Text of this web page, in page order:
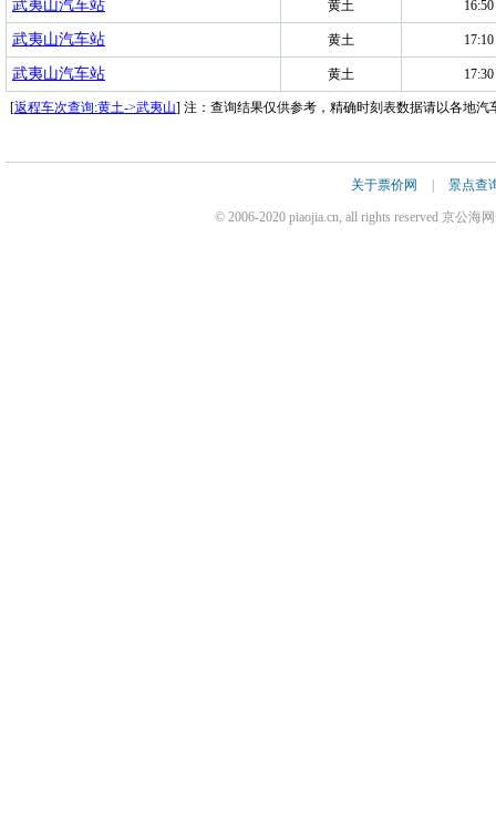
武夷山汽车站 黄土 16:50
武夷山汽车站 黄土 17:10
武夷山汽车站 黄土 17:30
[返程车次查询:黄土->武夷山] 注：查询结果仅供参考，精确时刻表数据请以各地汽
关于票价网 | 景点查
© 2006-2020 piaojia.cn, all rights reserved 京公海